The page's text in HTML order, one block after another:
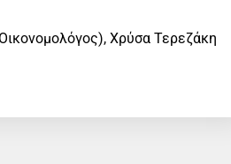
Χρύσα Τερεζάκη